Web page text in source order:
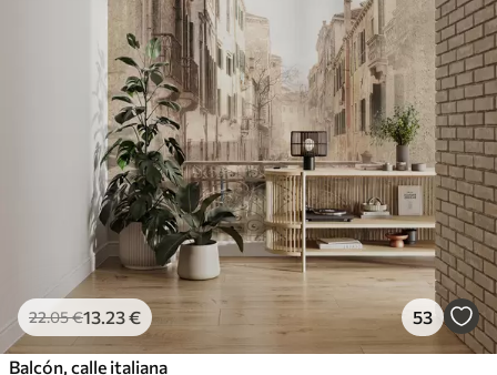
22.05€13.23€ 53
Balcón, calle italiana